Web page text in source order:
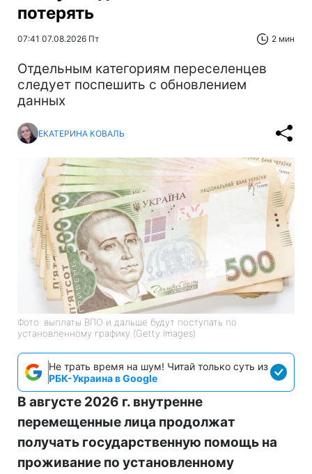
потерять
07:41 07.08.2026 Пт 2 мин
Отдельным категориям переселенцев
следует поспешить с обновлением
данных
ЕКАТЕРИНА КОВАЛЬ
Фото: выплаты ВПО и дальше будут поступать по
установленному графику (Getty Images)
Не трать время на шум! Читай только суть из
РБК-Украина в Google
В августе 2026 г. внутренне
перемещенные лица продолжат
получать государственную помощь на
проживание по установленному